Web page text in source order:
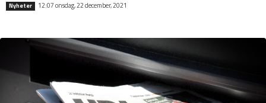
Nyheter 12:07 onsdag, 22 december, 2021